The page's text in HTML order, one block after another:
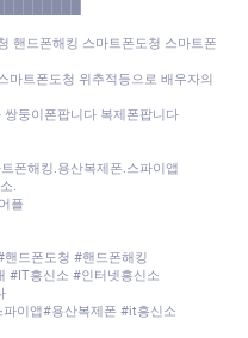
핸드폰해킹 스마트폰도청 스마트폰
마트폰도청 위추적등으로 배우자의
둥이폰팝니다 복제폰팝니다
폰해킹.용산복제폰.스파이앱
.
플
드폰도청 #핸드폰해킹
#IT흥신소 #인터넷흥신소
이앱#용산복제폰 #it흥신소